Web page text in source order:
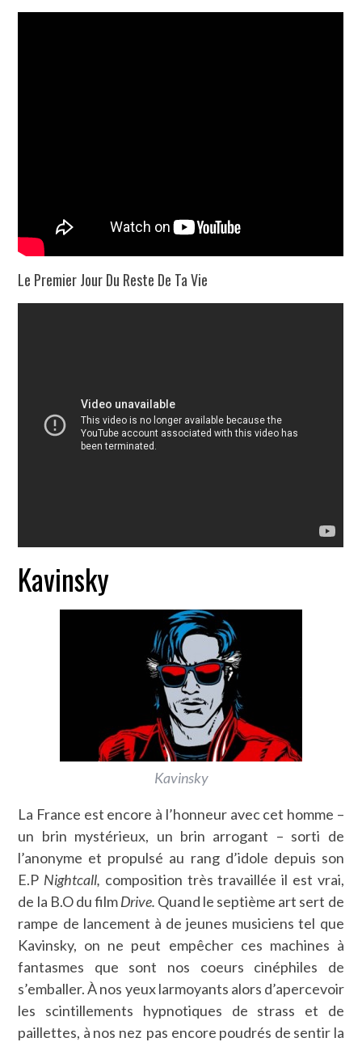
Le Premier Jour Du Reste De Ta Vie
Kavinsky
Kavinsky
La France est encore à l’honneur avec cet homme –
un brin mystérieux, un brin arrogant – sorti de
l’anonyme et propulsé au rang d’idole depuis son
E.P Nightcall, composition très travaillée il est vrai,
de la B.O du filmDrive. Quand le septième art sert de
rampe de lancement à de jeunes musiciens tel que
Kavinsky, on ne peut empêcher ces machines à
fantasmes que sont nos coeurs cinéphiles de
s’emballer. À nos yeux larmoyants alors d’apercevoir
les scintillements hypnotiques de strass et de
paillettes, à nos nez pas encore poudrés de sentir la